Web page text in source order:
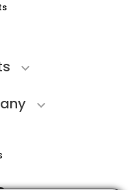

